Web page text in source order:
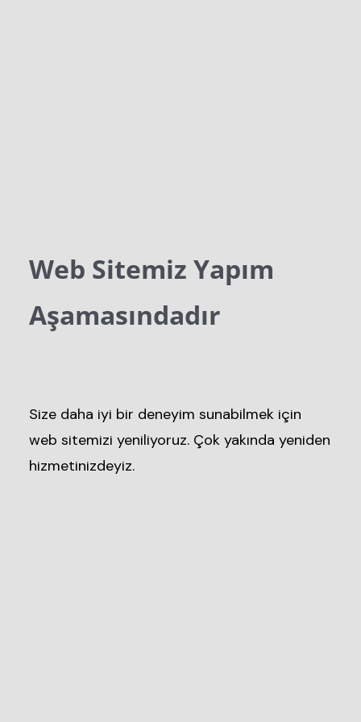
Web Sitemiz Yapım
Aşamasındadır
Size daha iyi bir deneyim sunabilmek için
web sitemizi yeniliyoruz. Çok yakında yeniden
hizmetinizdeyiz.